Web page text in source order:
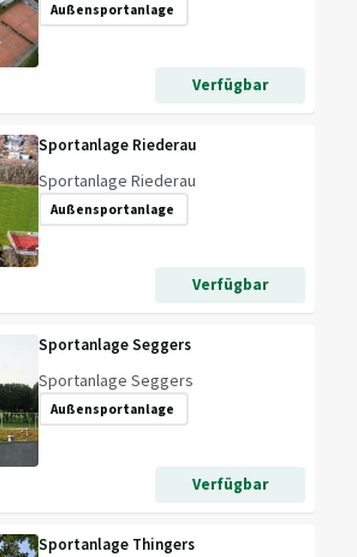
Außensportanlage
Verfügbar
Sportanlage Riederau
Sportanlage Riederau
Außensportanlage
Verfügbar
Sportanlage Seggers
Sportanlage Seggers
Außensportanlage
Verfügbar
Sportanlage Thingers